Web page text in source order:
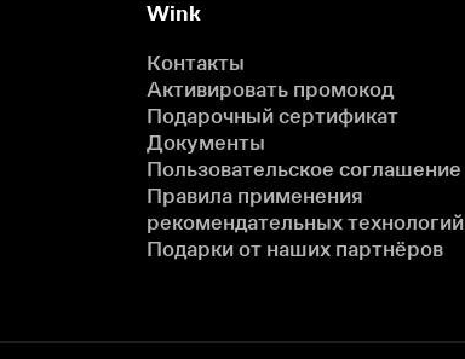
Wink
Контакты
Активировать промокод
Подарочный сертификат
Документы
Пользовательское соглашение
Правила применения
рекомендательных технологий
Подарки от наших партнёров